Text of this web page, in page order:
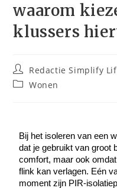
waarom
klussers
Redactie Simplify
Wonen
Bij het isoleren van een
dat je gebruikt van groot
comfort, maar ook
flink kan verlagen. Eén
moment zijn PIR-